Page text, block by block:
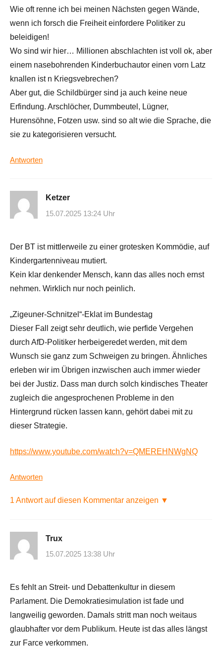
Wie oft renne ich bei meinen Nächsten gegen Wände,
wenn ich forsch die Freiheit einfordere Politiker zu
beleidigen!
Wo sind wir hier… Millionen abschlachten ist voll ok, aber
einem nasebohrenden Kinderbuchautor einen vorn Latz
knallen ist n Kriegsvebrechen?
Aber gut, die Schildbürger sind ja auch keine neue
Erfindung. Arschlöcher, Dummbeutel, Lügner,
Hurensöhne, Fotzen usw. sind so alt wie die Sprache, die
sie zu kategorisieren versucht.
Antworten
Ketzer
15.07.2025 13:24 Uhr
Der BT ist mittlerweile zu einer grotesken Kommödie, auf
Kindergartenniveau mutiert.
Kein klar denkender Mensch, kann das alles noch ernst
nehmen. Wirklich nur noch peinlich.
„Zigeuner-Schnitzel“-Eklat im Bundestag
Dieser Fall zeigt sehr deutlich, wie perfide Vergehen
durch AfD-Politiker herbeigeredet werden, mit dem
Wunsch sie ganz zum Schweigen zu bringen. Ähnliches
erleben wir im Übrigen inzwischen auch immer wieder
bei der Justiz. Dass man durch solch kindisches Theater
zugleich die angesprochenen Probleme in den
Hintergrund rücken lassen kann, gehört dabei mit zu
dieser Strategie.
https://www.youtube.com/watch?v=QMEREHNWgNQ
Antworten
1 Antwort auf diesen Kommentar anzeigen ▼
Trux
15.07.2025 13:38 Uhr
Es fehlt an Streit- und Debattenkultur in diesem
Parlament. Die Demokratiesimulation ist fade und
langweilig geworden. Damals stritt man noch weitaus
glaubhafter vor dem Publikum. Heute ist das alles längst
zur Farce verkommen.